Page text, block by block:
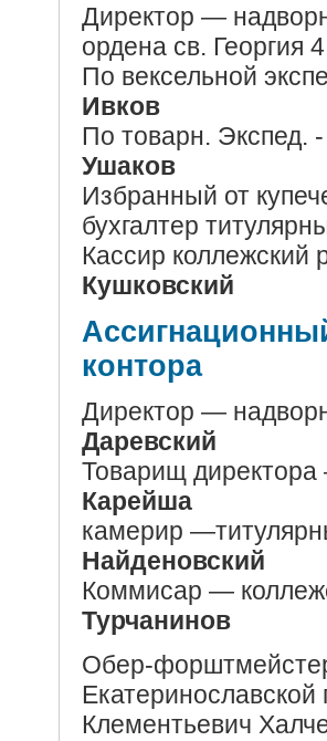
Директор —
ордена св. Георгия
По вексельной
Ивков
По товарн. Экспед.
Ушаков
Избранный от
бухгалтер
Кассир коллежский
Кушковский
контора
Директор —
Даревский
Товарищ
Карейша
камерир
Найденовский
Коммисар —
Турчанинов
Обер-
Екатеринославской
Клементьевич